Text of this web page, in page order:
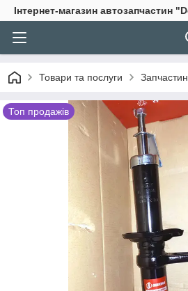
Інтернет-магазин автозапчастин
Товари та послуги
Топ продажів